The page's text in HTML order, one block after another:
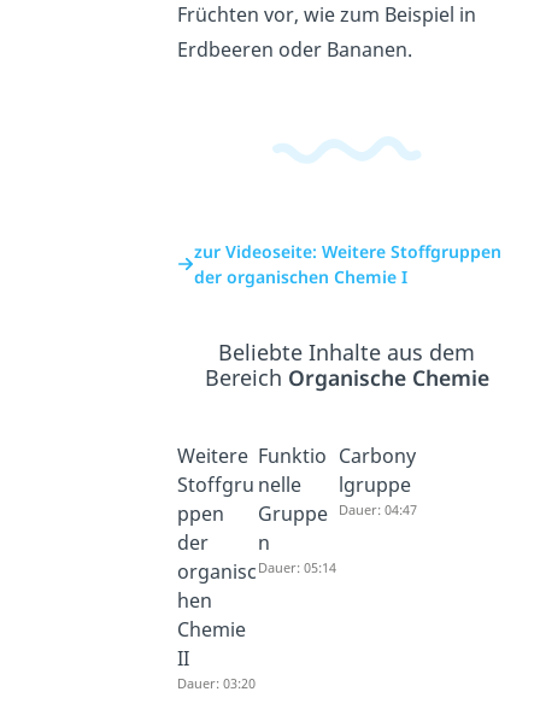
Früchten vor, wie zum Beispiel in
Erdbeeren oder Bananen.
zur Videoseite: Weitere Stoffgruppen
der organischen Chemie I
Beliebte Inhalte aus dem
Bereich Organische Chemie
Weitere
Stoffgru
ppen
der
organisc
hen
Chemie
II
Dauer: 03:20
Funktio
nelle
Gruppe
n
Dauer: 05:14
Carbony
lgruppe
Dauer: 04:47